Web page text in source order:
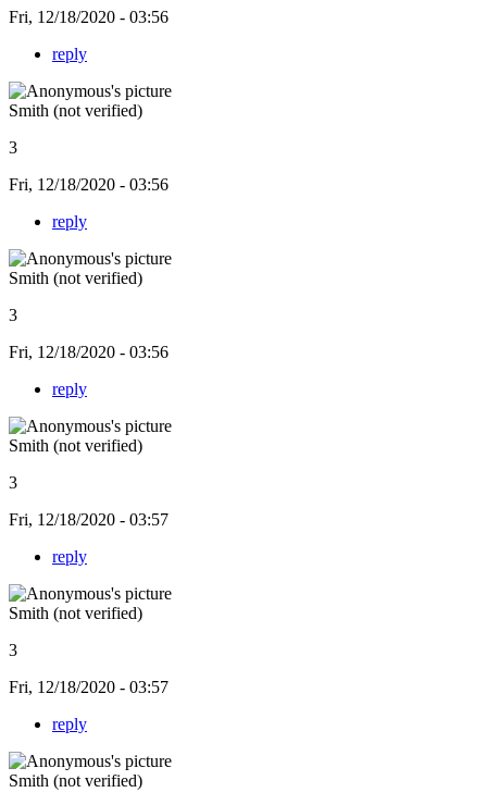
Fri, 12/18/2020 - 03:56
reply
Smith (not verified)
3
Fri, 12/18/2020 - 03:56
reply
Smith (not verified)
3
Fri, 12/18/2020 - 03:56
reply
Smith (not verified)
3
Fri, 12/18/2020 - 03:57
reply
Smith (not verified)
3
Fri, 12/18/2020 - 03:57
reply
Smith (not verified)